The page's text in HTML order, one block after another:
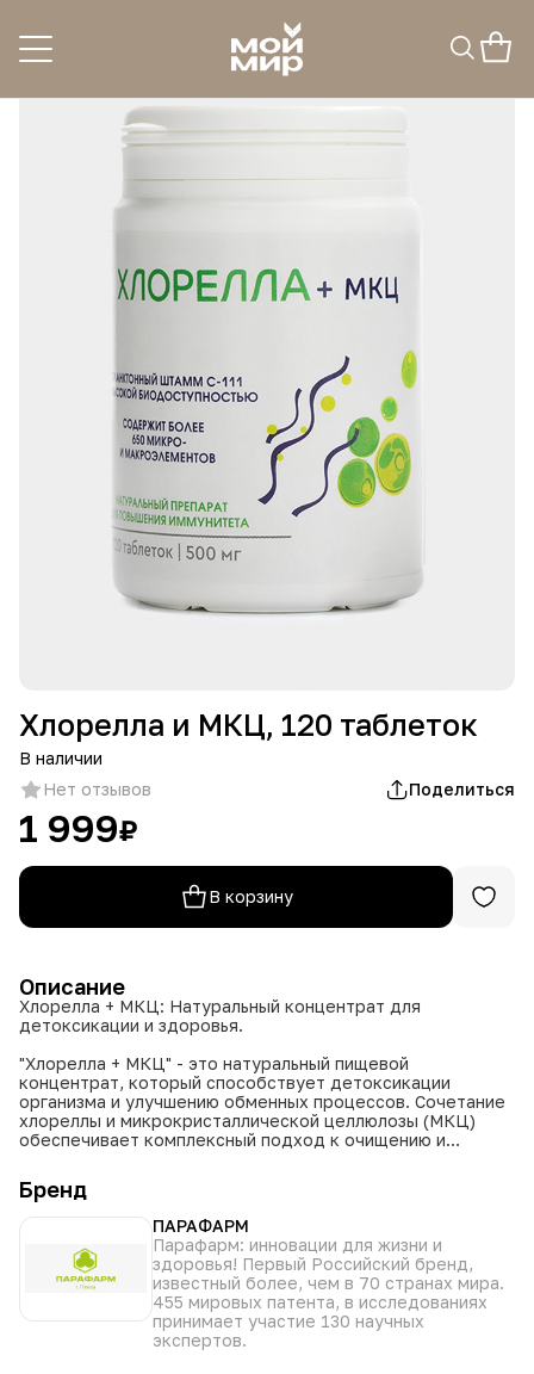
Хлорелла и МКЦ, 120 таблеток
В наличии
Нет отзывов
Поделиться
1 999₽
В корзину
Описание
Хлорелла + МКЦ: Натуральный концентрат для
детоксикации и здоровья.
"Хлорелла + МКЦ" - это натуральный пищевой
концентрат, который способствует детоксикации
организма и улучшению обменных процессов. Сочетание
хлореллы и микрокристаллической целлюлозы (МКЦ)
обеспечивает комплексный подход к очищению и
• Детоксикация организма: помогает вывести токсины и
шлаки, защитить от канцерогенов.
• Улучшение обменных процессов: нормализует
показатели холестерина и гемоглобина.
• Здоровая кишечная микрофлора: поддерживает баланс
микрофлоры, предупреждает дисбактериоз.
• Дополнительные преимущества: укрепляет иммунитет,
снижает риск развития онкологических заболеваний.
Бренд
ПАРАФАРМ
Парафарм: инновации для жизни и
здоровья! Первый Российский бренд,
известный более, чем в 70 странах мира.
455 мировых патента, в исследованиях
принимает участие 130 научных
экспертов.